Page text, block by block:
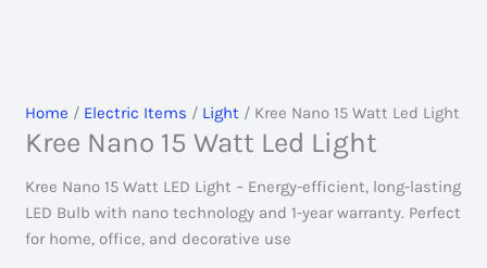
Home / Electric Items / Light / Kree Nano 15 Watt Led Light
Kree Nano 15 Watt Led Light
Kree Nano 15 Watt LED Light – Energy-efficient, long-lasting
LED Bulb with nano technology and 1-year warranty. Perfect
for home, office, and decorative use